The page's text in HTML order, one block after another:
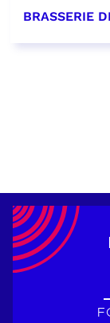
BRASSERIE